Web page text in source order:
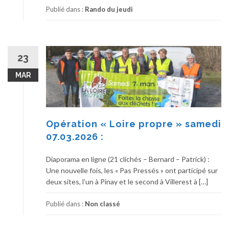
Publié dans : Rando du jeudi
23
MAR
Opération « Loire propre » samedi
07.03.2026 :
Diaporama en ligne (21 clichés – Bernard – Patrick) :
Une nouvelle fois, les « Pas Pressés » ont participé sur
deux sites, l’un à Pinay et le second à Villerest à […]
Publié dans : Non classé